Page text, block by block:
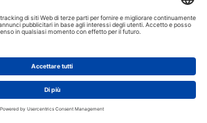
AGGIUNGI AL CARRELLO